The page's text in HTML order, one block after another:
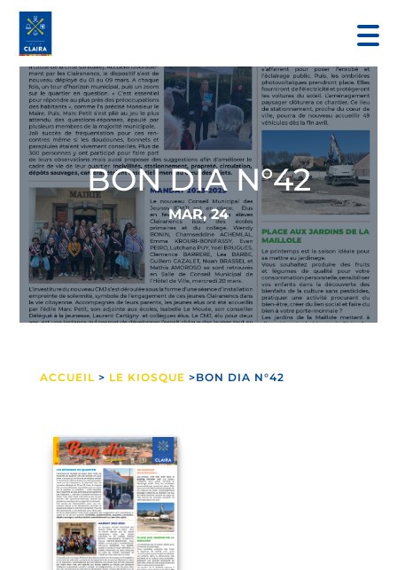
BON DIA N°42
MAR, 24
ACCUEIL > LE KIOSQUE >BON DIA N°42